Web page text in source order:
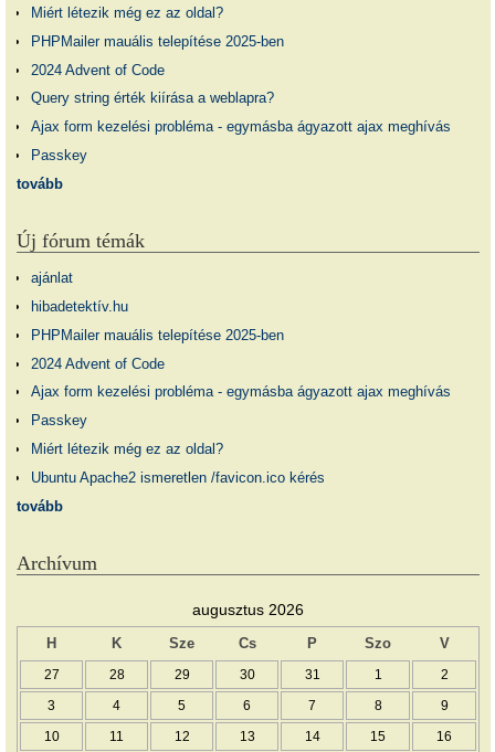
Miért létezik még ez az oldal?
PHPMailer mauális telepítése 2025-ben
2024 Advent of Code
Query string érték kiírása a weblapra?
Ajax form kezelési probléma - egymásba ágyazott ajax meghívás
Passkey
tovább
Új fórum témák
ajánlat
hibadetektív.hu
PHPMailer mauális telepítése 2025-ben
2024 Advent of Code
Ajax form kezelési probléma - egymásba ágyazott ajax meghívás
Passkey
Miért létezik még ez az oldal?
Ubuntu Apache2 ismeretlen /favicon.ico kérés
tovább
Archívum
augusztus 2026
H K Sze Cs P Szo V
27 28 29 30 31 1 2
3 4 5 6 7 8 9
10 11 12 13 14 15 16